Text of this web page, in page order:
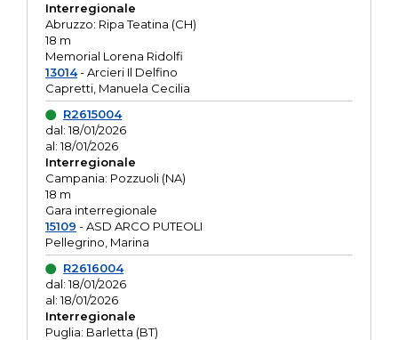
Interregionale
Abruzzo: Ripa Teatina (CH)
18 m
Memorial Lorena Ridolfi
13014- Arcieri Il Delfino
Capretti, Manuela Cecilia
R2615004
dal: 18/01/2026
al: 18/01/2026
Interregionale
Campania: Pozzuoli (NA)
18 m
Gara interregionale
15109 - ASD ARCO PUTEOLI
Pellegrino, Marina
R2616004
dal: 18/01/2026
al: 18/01/2026
Interregionale
Puglia: Barletta (BT)